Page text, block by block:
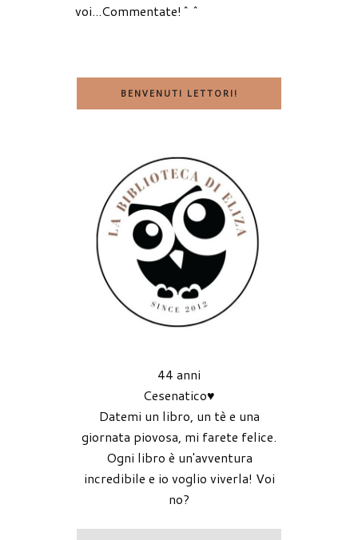
voi...Commentate!^^
BENVENUTI LETTORI!
44 anni
Cesenatico♥
Datemi un libro, un tè e una
giornata piovosa, mi farete felice.
Ogni libro è un'avventura
incredibile e io voglio viverla! Voi
no?